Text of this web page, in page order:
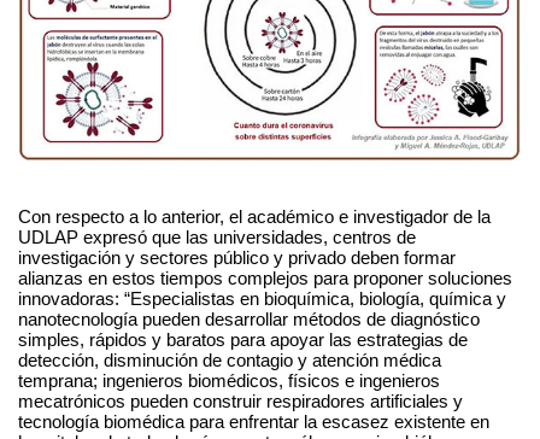
Con respecto a lo anterior, el académico e investigador de la
UDLAP expresó que las universidades, centros de
investigación y sectores público y privado deben formar
alianzas en estos tiempos complejos para proponer soluciones
innovadoras: “Especialistas en bioquímica, biología, química y
nanotecnología pueden desarrollar métodos de diagnóstico
simples, rápidos y baratos para apoyar las estrategias de
detección, disminución de contagio y atención médica
temprana; ingenieros biomédicos, físicos e ingenieros
mecatrónicos pueden construir respiradores artificiales y
tecnología biomédica para enfrentar la escasez existente en